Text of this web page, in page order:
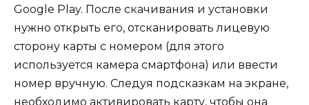
Google Play. После скачивания и установки
нужно открыть его, отсканировать лицевую
сторону карты с номером (для этого
используется камера смартфона) или ввести
номер вручную. Следуя подсказкам на экране,
необходимо активировать карту, чтобы она